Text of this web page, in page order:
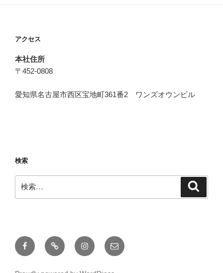
アクセス
本社住所
〒452-0808
愛知県名古屋市西区宝地町361番2 ワンズオウンビル
検索
索:
FacebookTwitter Instagramメ
ー